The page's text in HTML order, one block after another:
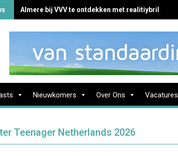
Almere bij VVV te ontdekken met realitiybril
Nieuwkomers Over Ons Vacatures
Teenager Netherlands 2026